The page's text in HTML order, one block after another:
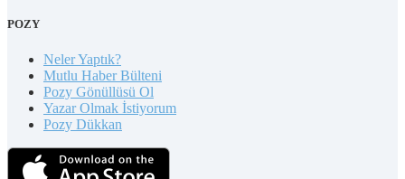
POZY
Neler Yaptık?
Mutlu Haber Bülteni
Pozy Gönüllüsü Ol
Yazar Olmak İstiyorum
Pozy Dükkan